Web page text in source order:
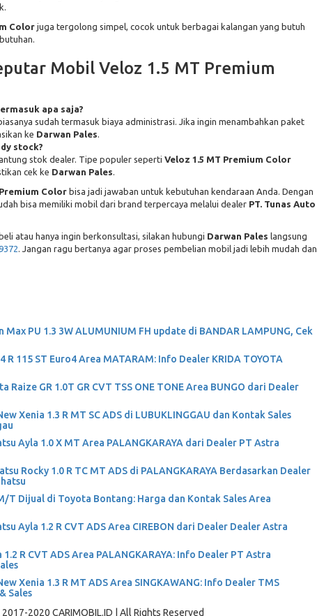
Colorjuga tergolong simpel, cocok untuk berbagai kalangan yang butuh
Mobil Veloz 1.5 MT Premium
apa saja?
sudah termasuk biaya administrasi. Jika ingin menambahkan paket
ke Darwan Pales.
stock?
stok dealer. Tipe populer seperti Veloz 1.5 MT Premium Color
cek ke Darwan Pales.
Colorbisa jadi jawaban untuk kebutuhan kendaraan Anda. Dengan
bisa memiliki mobil dari brand terpercaya melalui dealer PT. Tunas Auto
atau hanya ingin berkonsultasi, silakan hubungi Darwan Pales langsung
. Jangan ragu bertanya agar proses pembelian mobil jadi lebih mudah dan
PU 1.3 3W ALUMUNIUM FH update di BANDAR LAMPUNG, Cek
115 ST Euro4 Area MATARAM: Info Dealer KRIDA TOYOTA
GR 1.0T GR CVT TSS ONE TONE Area BUNGO dari Dealer
Xenia 1.3 R MT SC ADS di LUBUKLINGGAU dan Kontak Sales
Ayla 1.0 X MT Area PALANGKARAYA dari Dealer PT Astra
Rocky 1.0 R TC MT ADS di PALANGKARAYA Berdasarkan Dealer
T Dijual di Toyota Bontang: Harga dan Kontak Sales Area
Ayla 1.2 R CVT ADS Area CIREBON dari Dealer Dealer Astra
R CVT ADS Area PALANGKARAYA: Info Dealer PT Astra
Xenia 1.3 R MT ADS Area SINGKAWANG: Info Dealer TMS
Sales
2020 CARIMOBIL.ID | All Rights Reserved